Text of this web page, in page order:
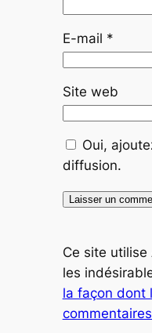
E-mail *
Site web
Oui,
diffusion.
Ce site
les
la façon dont